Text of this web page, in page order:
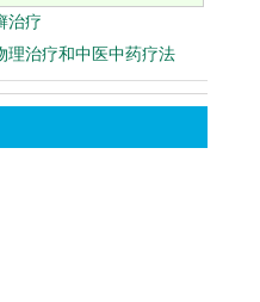
治疗
理治疗和中医中药疗法